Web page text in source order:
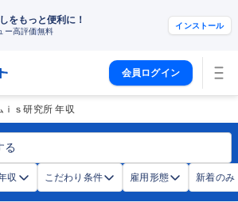
をもっと便利に！
ー高評価無料
インストール
会員ログイン
ｉｓ研究所 年収
る
収 こだわり条件 雇用形態 新着のみ